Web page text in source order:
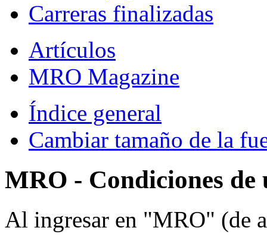
Carreras finalizadas
Artículos
MRO Magazine
Índice general
Cambiar tamaño de la
MRO - Condiciones de
Al ingresar en "MRO" (de